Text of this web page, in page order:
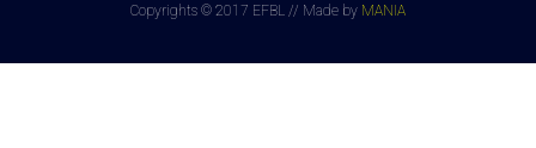
Copyrights © 2017 EFBL // Made by MANIA